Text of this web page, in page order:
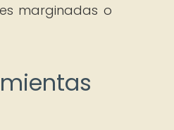
marginadas o